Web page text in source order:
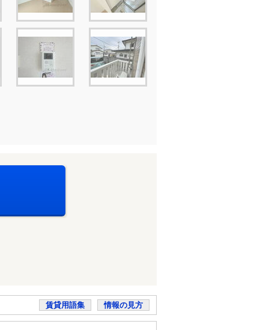
賃貸用語集 情報の見方